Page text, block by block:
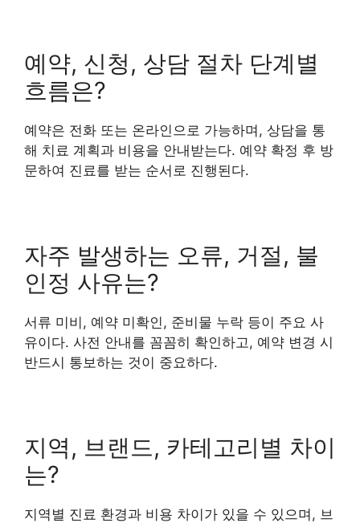
예약, 신청, 상담 절차 단계별
흐름은?
예약은 전화 또는 온라인으로 가능하며, 상담을 통
해 치료 계획과 비용을 안내받는다. 예약 확정 후 방
문하여 진료를 받는 순서로 진행된다.
자주 발생하는 오류, 거절, 불
인정 사유는?
서류 미비, 예약 미확인, 준비물 누락 등이 주요 사
유이다. 사전 안내를 꼼꼼히 확인하고, 예약 변경 시
반드시 통보하는 것이 중요하다.
지역, 브랜드, 카테고리별 차이
는?
지역별 진료 환경과 비용 차이가 있을 수 있으며, 브